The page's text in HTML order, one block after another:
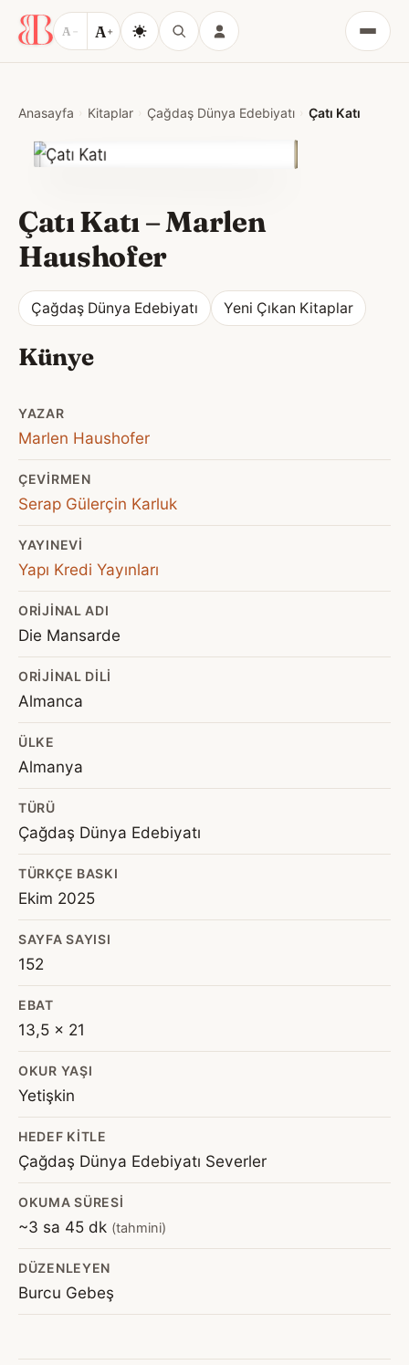
A − A+
Menü
Anasayfa Kitaplar Çağdaş Dünya Edebiyatı Çatı Katı
Çatı Katı–Marlen
Haushofer
Çağdaş Dünya Edebiyatı Yeni Çıkan Kitaplar
Künye
YAZAR
Marlen Haushofer
ÇEVIRMEN
Serap Gülerçin Karluk
YAYINEVI
Yapı Kredi Yayınları
ORIJINAL ADI
Die Mansarde
ORIJINAL DILI
Almanca
ÜLKE
Almanya
TÜRÜ
Çağdaş Dünya Edebiyatı
TÜRKÇE BASKI
Ekim 2025
SAYFA SAYISI
152
EBAT
13,5 x 21
OKUR YAŞI
Yetişkin
HEDEF KITLE
Çağdaş Dünya Edebiyatı Severler
OKUMA SÜRESI
~3 sa 45 dk (tahmini)
DÜZENLEYEN
Burcu Gebeş